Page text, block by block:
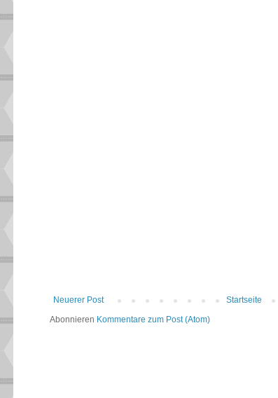
Neuerer Post
Startseite
Abonnieren Kommentare zum Post (Atom)